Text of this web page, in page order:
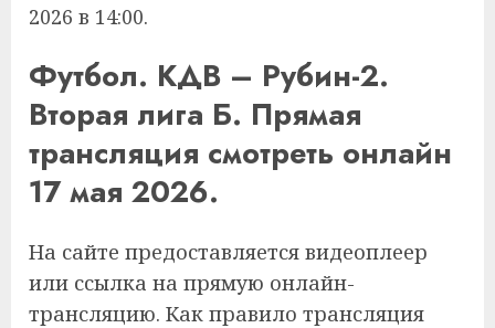
2026 в 14:00.
Футбол. КДВ – Рубин-2.
Вторая лига Б. Прямая
трансляция смотреть онлайн
17 мая 2026.
На сайте предоставляется видеоплеер
или ссылка на прямую онлайн-
трансляцию. Как правило трансляция